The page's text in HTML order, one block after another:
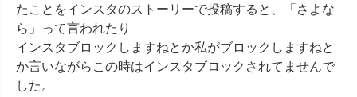
たことをインスタのストーリーで投稿すると、「さよな
ら」って言われたり
インスタブロックしますねとか私がブロックしますねと
か言いながらこの時はインスタブロックされてませんで
した。